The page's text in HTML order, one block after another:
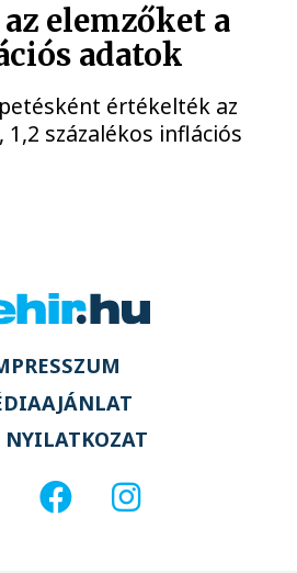
elemzőket a
adatok
értékelték az
százalékos inflációs
NYILATKOZAT